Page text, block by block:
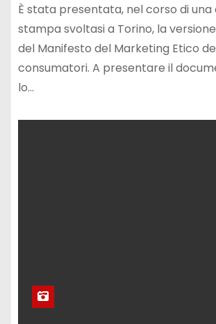
È stata presentata, nel corso di
stampa svoltasi a Torino, la
del Manifesto del Marketing Etico
consumatori. A presentare il
lo…